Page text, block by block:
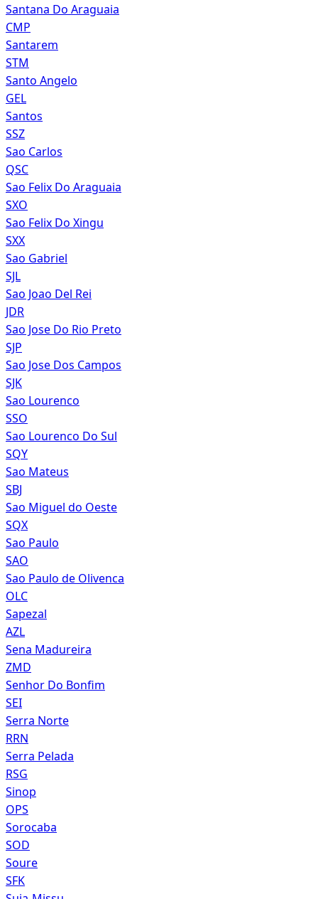
Santana Do Araguaia
CMP
Santarem
STM
Santo Angelo
GEL
Santos
SSZ
Sao Carlos
QSC
Sao Felix Do Araguaia
SXO
Sao Felix Do Xingu
SXX
Sao Gabriel
SJL
Sao Joao Del Rei
JDR
Sao Jose Do Rio Preto
SJP
Sao Jose Dos Campos
SJK
Sao Lourenco
SSO
Sao Lourenco Do Sul
SQY
Sao Mateus
SBJ
Sao Miguel do Oeste
SQX
Sao Paulo
SAO
Sao Paulo de Olivenca
OLC
Sapezal
AZL
Sena Madureira
ZMD
Senhor Do Bonfim
SEI
Serra Norte
RRN
Serra Pelada
RSG
Sinop
OPS
Sorocaba
SOD
Soure
SFK